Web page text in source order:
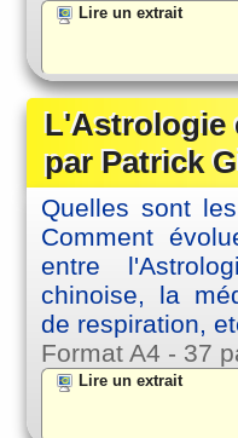
Lire un extrait
L'Astrologie
par Patrick
Quelles sont
Comment
entre
chinoise, la
de respiration,
Format A4 - 37
Lire un extrait